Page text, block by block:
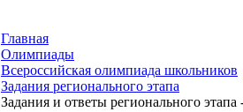
Главная
Олимпиады
Всероссийская олимпиада школьников
Задания регионального этапа
Задания и ответы регионального этапа